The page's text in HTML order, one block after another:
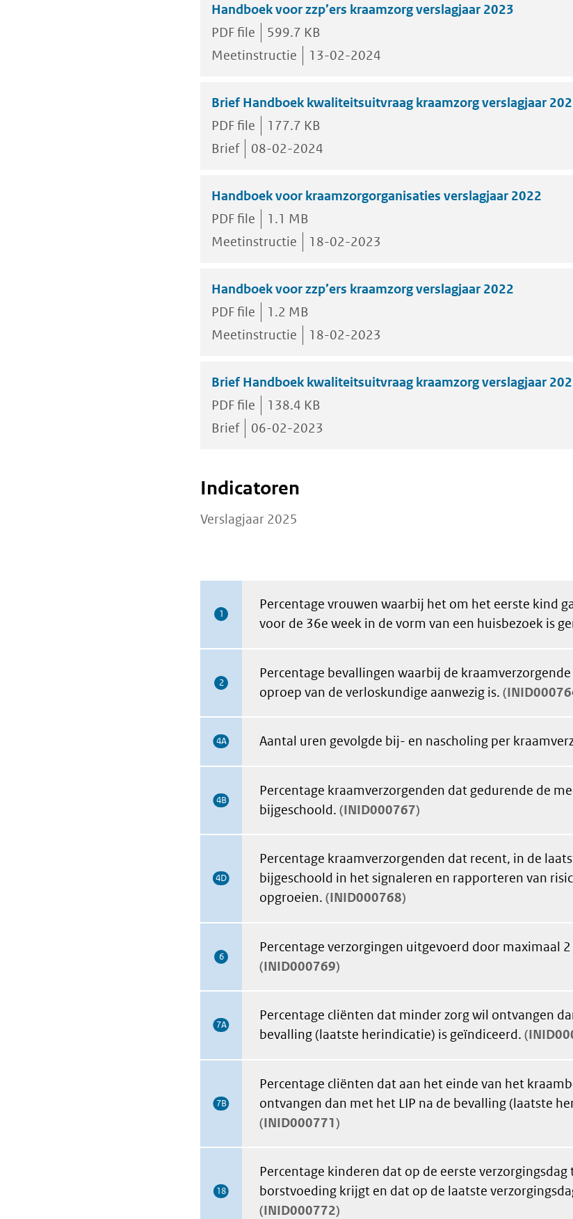
Handboek voor zzp’ers kraamzorg verslagjaar 2023
PDF file
599.7 KB
Meetinstructie
13-02-2024
Brief Handboek kwaliteitsuitvraag kraamzorg verslagjaar
PDF file
177.7 KB
Brief
08-02-2024
Handboek voor kraamzorgorganisaties verslagjaar 2022
PDF file
1.1 MB
Meetinstructie
18-02-2023
Handboek voor zzp’ers kraamzorg verslagjaar 2022
PDF file
1.2 MB
Meetinstructie
18-02-2023
Brief Handboek kwaliteitsuitvraag kraamzorg verslagjaar
PDF file
138.4 KB
Brief
06-02-2023
Indicatoren
Verslagjaar 2025
1
Percentage vrouwen waarbij het om het eerste kind
voor de 36e week in de vorm van een huisbezoek is
2
Percentage bevallingen waarbij de
oproep van de verloskundige aanwezig is.
4A Aantal uren gevolgde bij- en nascholing per
4B
Percentage kraamverzorgenden dat gedurende de
bijgeschoold. INID000767
4D
Percentage kraamverzorgenden dat recent, in de
bijgeschoold in het signaleren en rapporteren van
opgroeien. INID000768
6
Percentage verzorgingen uitgevoerd door maximaal
INID000769
7A
Percentage cliënten dat minder zorg wil ontvangen
bevalling (laatste herindicatie) is geïndiceerd.
7B
Percentage cliënten dat aan het einde van het
ontvangen dan met het LIP na de bevalling (laatste
INID000771
18
Percentage kinderen dat op de eerste
borstvoeding krijgt en dat op de laatste
INID000772